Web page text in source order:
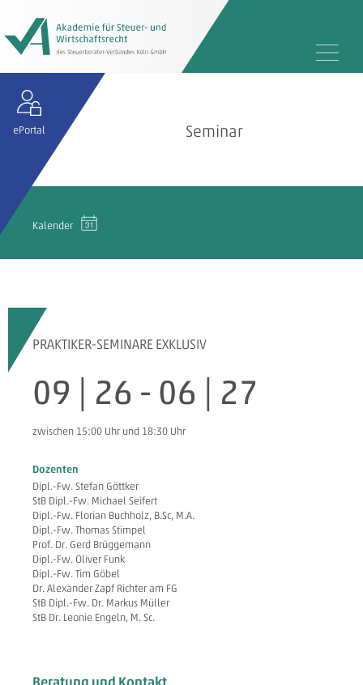
ePortal Seminar
Kalender
PRAKTIKER-SEMINARE EXKLUSIV
09 | 26 - 06 | 27
zwischen 15:00 Uhr und 18:30 Uhr
Dozenten
Dipl.-Fw. Stefan Göttker
StB Dipl.-Fw. Michael Seifert
Dipl.-Fw. Florian Buchholz, B.Sc, M.A.
Dipl.-Fw. Thomas Stimpel
Prof. Dr. Gerd Brüggemann
Dipl.-Fw. Oliver Funk
Dipl.-Fw. Tim Göbel
Dr. Alexander Zapf Richter am FG
StB Dipl.-Fw. Dr. Markus Müller
StB Dr. Leonie Engeln, M. Sc.
Beratung und Kontakt